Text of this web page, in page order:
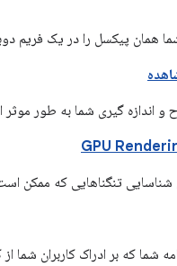
همان پیکسل را در یک فریم
اندازه گیری شما به طور
شناسایی تنگناهایی که ممکن
شما که بر ادراک کاربران